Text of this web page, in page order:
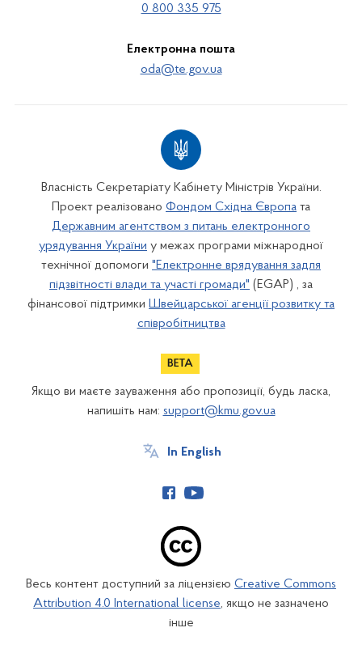
0 800 335 975
Електронна пошта
oda@te.gov.ua
Власність Секретаріату Кабінету Міністрів України.
Проект реалізовано Фондом Східна Європа та
Державним агентством з питань електронного
урядування України у межах програми міжнародної
технічної допомоги "Електронне врядування задля
підзвітності влади та участі громади" (EGAP) , за
фінансової підтримки Швейцарської агенції розвитку та
співробітництва
Якщо ви маєте зауваження або пропозиції, будь ласка,
напишіть нам: support@kmu.gov.ua
In English
Весь контент доступний за ліцензією Creative Commons
Attribution 4.0 International license, якщо не зазначено
інше